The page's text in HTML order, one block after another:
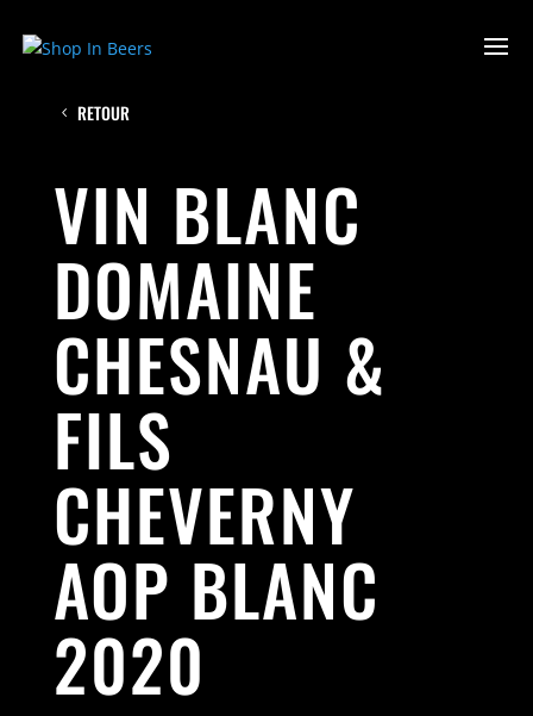
RETOUR
VIN BLANC
DOMAINE
CHESNAU &
FILS
CHEVERNY
AOP BLANC
2020